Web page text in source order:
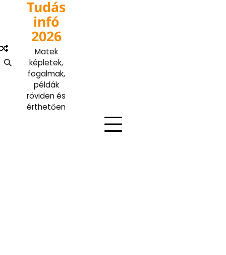
Tudás
infó
2026
Matek
képletek,
fogalmak,
példák
röviden és
érthetően